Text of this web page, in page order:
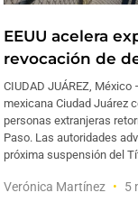
EEUU acelera
revocación de
CIUDAD JUÁREZ,
mexicana Ciudad Juárez
personas extranjeras
Paso. Las autoridades
próxima suspensión del
Verónica Martínez 5